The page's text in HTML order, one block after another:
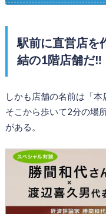
駅前に直営店を
結の1階店舗だ‼︎
しかも店舗の名前は「本
そこから歩いて2分の場
がある。